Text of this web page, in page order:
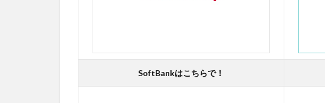
SoftBankはこちらで！